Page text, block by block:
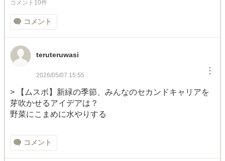
コメント10件
コメント
teruteruwasi
2026/05/07 15:55 ︙
> 【ムスボ】新緑の季節、みんなのセカンドキャリアを
芽吹かせるアイデアは？
野菜にこまめに水やりする
コメント